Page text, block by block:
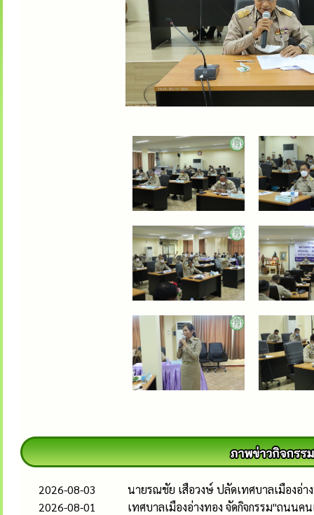
2026-08-03
นายรณชัย เสือวงษ์ ปลัดเทศบาลเมืองอ่า
2026-08-01
เทศบาลเมืองอ่างทอง จัดกิจกรรม"ถนนค